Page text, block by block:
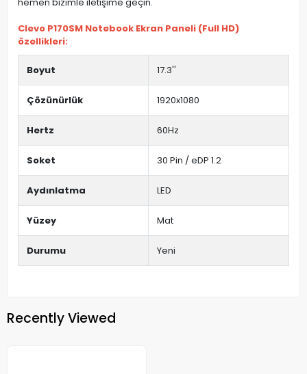
Clevo P170SM Notebook Ekran Paneli (Full HD)
özellikleri:
Boyut 17.3''
Çözünürlük 1920x1080
Hertz 60Hz
Soket 30 Pin / eDP 1.2
Aydınlatma LED
Yüzey Mat
Durumu Yeni
Recently Viewed